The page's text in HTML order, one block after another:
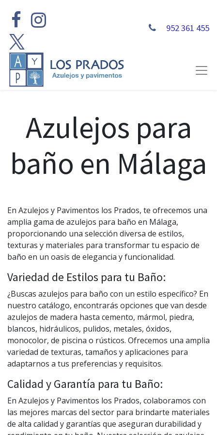
952 361 455
Azulejos para
baño en Málaga
En Azulejos y Pavimentos los Prados, te ofrecemos una
amplia gama de azulejos para baño en Málaga,
proporcionando una selección diversa de estilos,
texturas y materiales para transformar tu espacio de
baño en un oasis de elegancia y funcionalidad.
Variedad de Estilos para tu Baño:
¿Buscas azulejos para baño con un estilo específico? En
nuestro catálogo, encontrarás opciones que van desde
azulejos de madera hasta cemento, mármol, piedra,
blancos, hidráulicos, pulidos, metales, óxidos,
monocolor, de piscina o rústicos. Ofrecemos una amplia
variedad de texturas, tamaños y aplicaciones para
adaptarnos a tus preferencias y requisitos.
Calidad y Garantía para tu Baño:
En Azulejos y Pavimentos los Prados, colaboramos con
las mejores marcas del sector para brindarte materiales
de alta calidad y garantías que aseguran durabilidad y